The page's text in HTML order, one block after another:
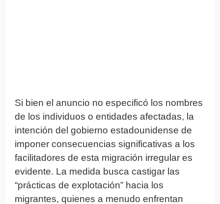
Si bien el anuncio no especificó los nombres
de los individuos o entidades afectadas, la
intención del gobierno estadounidense de
imponer consecuencias significativas a los
facilitadores de esta migración irregular es
evidente. La medida busca castigar las
“prácticas de explotación” hacia los
migrantes, quienes a menudo enfrentan